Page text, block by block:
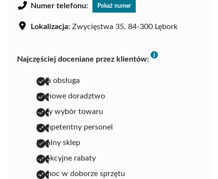
Numer telefonu: Pokaż numer
Lokalizacja: Zwycięstwa 35, 84-300 Lębork
Najczęściej doceniane przez klientów:
miła obsługa
fachowe doradztwo
duży wybór towaru
kompetentny personel
lokalny sklep
atrakcyjne rabaty
pomoc w doborze sprzętu